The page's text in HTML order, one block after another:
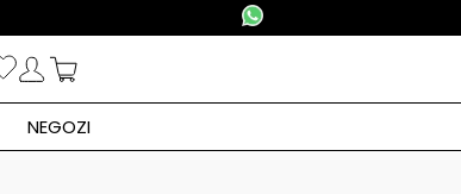
NEGOZI